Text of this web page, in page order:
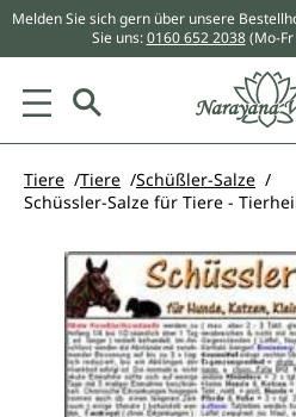
springen
Melden Sie sich gern über unsere
Sie uns:0160 652 2038 (Mo-
Tiere Tiere
Schüßler-Salze
Schüssler-Salze für Tiere -
Bildergalerie überspringen